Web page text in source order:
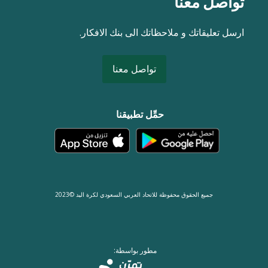
ارسل تعليقاتك و ملاحظاتك الى بنك الافكار.
تواصل معنا
حمِّل تطبيقنا
جميع الحقوق محفوظة للاتحاد العربي السعودي لكرة اليد ©2023
مطور بواسطة: